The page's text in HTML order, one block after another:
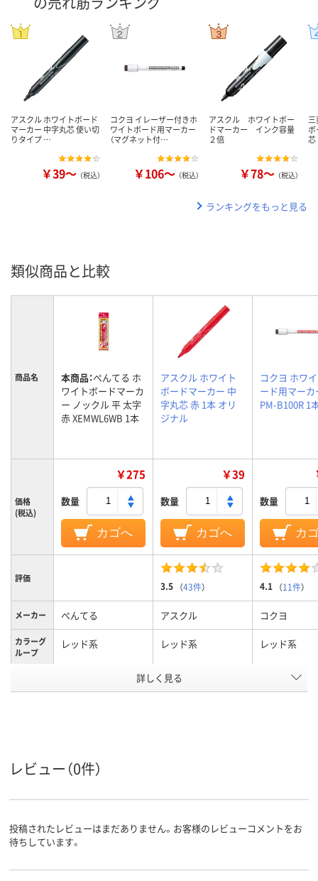
アスクル ホワイトボード
マーカー 中字丸芯 使い切
りタイプ …
￥39～ （税込）
コクヨ イレーザー付きホ
ワイトボード用マーカー
（マグネット付…
￥106～ （税込）
アスクル ホワイトボー
ドマーカー インク容量
２倍
￥78～ （税込）
芯
ランキングをもっと見る
類似商品と比較
商品名 本商品：ぺんてる ホ
ワイトボードマーカ
ー ノックル 平 太字
赤 XEMWL6WB 1本
アスクル ホワイト
ボードマーカー 中
字丸芯 赤 1本 オリ
ジナル
コクヨ ホワ
ード用マーカ
PM-B100R 1
価格
(税込)
￥275
数量
カゴへ
￥39
数量
カゴへ
数量
カ
評価
3.5 （43件） 4.1 （11件）
メーカー ぺんてる アスクル コクヨ
カラーグ
ループ
レッド系 レッド系 レッド系
中字丸芯、中字
ペン先形
状
平芯
インク種
アルコール系油性顔
アルコール系インク
油性インク（
インク充
填方法
直液式
質量 125g
詳しく見る
レビュー（0件）
投稿されたレビューはまだありません。お客様のレビューコメントをお
待ちしています。